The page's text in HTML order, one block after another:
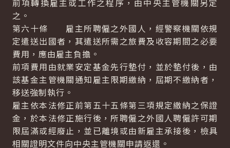
前項轉換雇主或工作之程序，由中央主管機關另定
之。
第六十條 雇主所聘僱之外國人，經警察機關依規
定遣送出國者，其遣送所需之旅費及收容期間之必要
費用，應由雇主負擔。
前項費用由就業安定基金先行墊付，並於墊付後，由
該基金主管機關通知雇主限期繳納，屆期不繳納者，
移送強制執行。
雇主依本法修正前第五十五條第三項規定繳納之保證
金，於本法修正施行後，所聘僱之外國人聘僱許可期
限屆滿或經廢止，並已離境或由新雇主承接後，檢具
相關證明文件向中央主管機關申請返還。